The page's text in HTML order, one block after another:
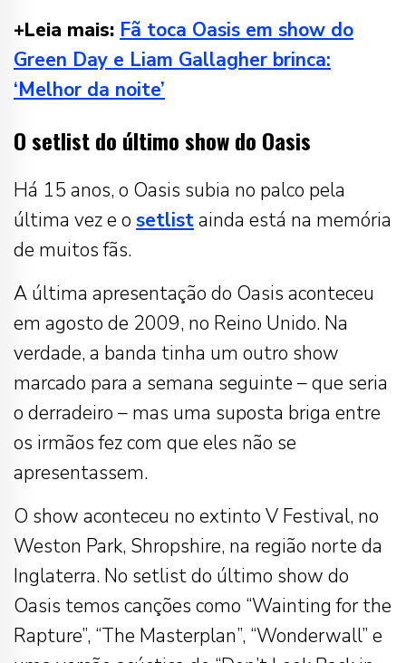
+Leia mais: Fã toca Oasis em show do
Green Day e Liam Gallagher brinca:
‘Melhor da noite’
O setlist do último show do Oasis
Há 15 anos, o Oasis subia no palco pela
última vez e o setlistainda está na memória
de muitos fãs.
A última apresentação do Oasis aconteceu
em agosto de 2009, no Reino Unido. Na
verdade, a banda tinha um outro show
marcado para a semana seguinte – que seria
o derradeiro – mas uma suposta briga entre
os irmãos fez com que eles não se
apresentassem.
O show aconteceu no extinto V Festival, no
Weston Park, Shropshire, na região norte da
Inglaterra. No setlist do último show do
Oasis temos canções como “Wainting for the
Rapture”, “The Masterplan”, “Wonderwall” e